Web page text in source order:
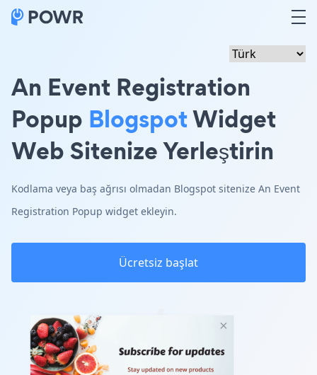
An Event Registration
Popup BlogspotWidget
Web Sitenize Yerleştirin
Kodlama veya baş ağrısı olmadan Blogspot sitenize An Event
Registration Popup widget ekleyin.
Ücretsiz başlat